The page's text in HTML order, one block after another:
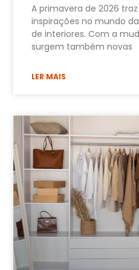
A primavera de 2026
inspirações no mundo
de interiores. Com a
surgem também novas
LER MAIS